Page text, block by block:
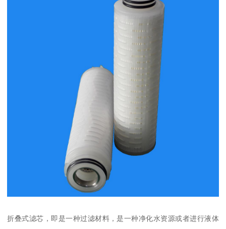
折叠式滤芯，即是一种过滤材料，是一种净化水资源或者进行液体